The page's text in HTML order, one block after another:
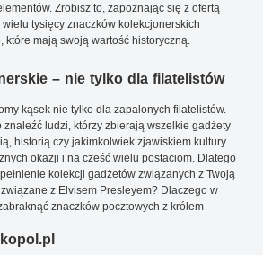
Zrobisz to, zapoznając się z ofertą
tysięcy znaczków kolekcjonerskich
które mają swoją wartość historyczną.
– nie tylko dla filatelistów
kąsek nie tylko dla zapalonych filatelistów.
znaleźć ludzi, którzy zbierają wszelkie gadżety
historią czy jakimkolwiek zjawiskiem kultury.
okazji i na cześć wielu postaciom. Dlatego
kolekcji gadżetów związanych z Twoją
z Elvisem Presleyem? Dlaczego w
znaczków pocztowych z królem